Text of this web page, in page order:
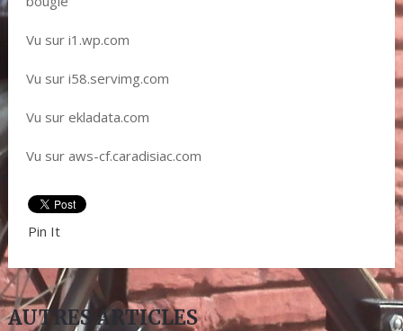
Vu sur i1.wp.com
Vu sur i58.servimg.com
Vu sur ekladata.com
Vu sur aws-cf.caradisiac.com
Pin It
AUTRES ARTICLES